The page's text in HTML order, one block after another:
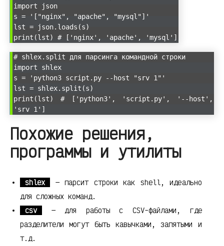
import json
s = '["nginx", "apache", "mysql"]'
lst = json.loads(s)
print(lst) # ['nginx', 'apache', 'mysql']
# shlex.split для парсинга командной строки
import shlex
s = 'python3 script.py --host "srv 1"'
lst = shlex.split(s)
print(lst) # ['python3', 'script.py', '--host',
'srv 1']
Похожие решения,
программы и утилиты
shlex
— парсит строки как shell, идеально
для сложных команд.
csv
— для работы с CSV-файлами, где
разделители могут быть кавычками, запятыми и
т.д.